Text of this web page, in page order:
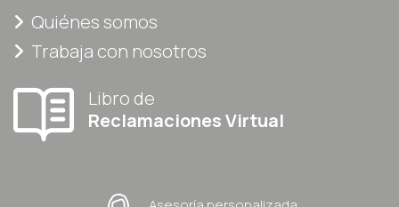
Quiénes somos
Trabaja con nosotros
Libro de
Reclamaciones Virtual